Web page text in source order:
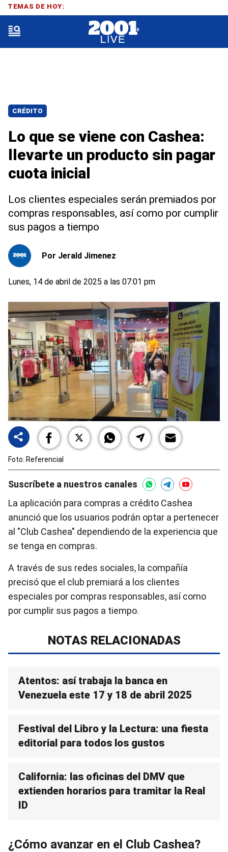
CRÉDITO
Lo que se viene con Cashea:
llevarte un producto sin pagar
cuota inicial
Los clientes especiales serán premiados por
compras responsables, así como por cumplir
sus pagos a tiempo
Por Jerald Jimenez
Lunes, 14 de abril de 2025 a las 07:01 pm
Foto: Referencial
Suscríbete a nuestros canales
La aplicación para compras a crédito Cashea
anunció que los usuarios podrán optar a pertenecer
al "Club Cashea" dependiendo de la experiencia que
se tenga en compras.
A través de sus redes sociales, la compañía
precisó que el club premiará a los clientes
especiales por compras responsables, así como
por cumplir sus pagos a tiempo.
NOTAS RELACIONADAS
Atentos: así trabaja la banca en
Venezuela este 17 y 18 de abril 2025
Festival del Libro y la Lectura: una fiesta
editorial para todos los gustos
California: las oficinas del DMV que
extienden horarios para tramitar la Real
ID
¿Cómo avanzar en el Club Cashea?
TEMAS DE HOY: